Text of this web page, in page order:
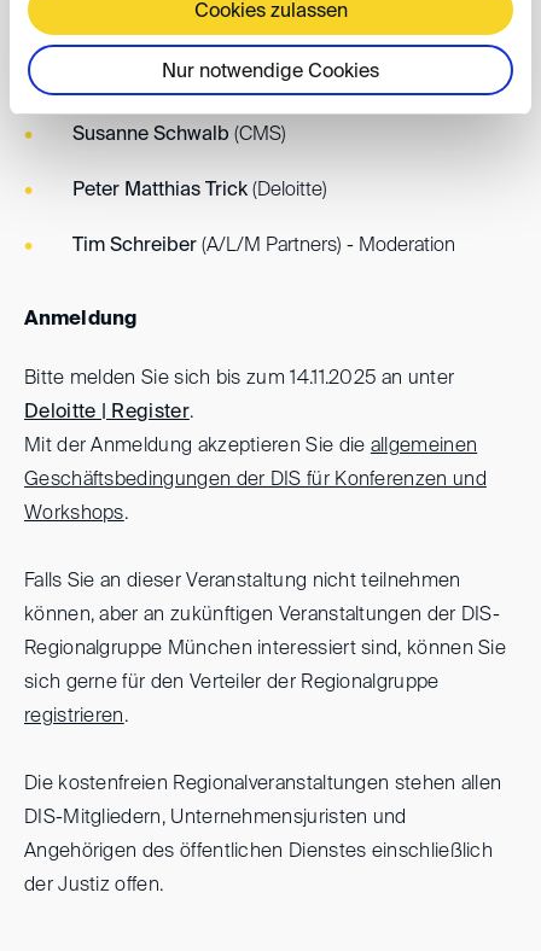
Cookies zulassen
Nur notwendige Cookies
Dr. Andreas Markowski(Siemens Energy)
Susanne Schwalb (CMS)
Peter Matthias Trick (Deloitte)
Tim Schreiber (A/L/M Partners) - Moderation
Anmeldung
Bitte melden Sie sich bis zum 14.11.2025 an unter
Deloitte | Register.
Mit der Anmeldung akzeptieren Sie die allgemeinen
Geschäftsbedingungen der DIS für Konferenzen und
Workshops.
Falls Sie an dieser Veranstaltung nicht teilnehmen
können, aber an zukünftigen Veranstaltungen der DIS-
Regionalgruppe München interessiert sind, können Sie
sich gerne für den Verteiler der Regionalgruppe
registrieren.
Die kostenfreien Regionalveranstaltungen stehen allen
DIS-Mitgliedern, Unternehmensjuristen und
Angehörigen des öffentlichen Dienstes einschließlich
der Justiz offen.